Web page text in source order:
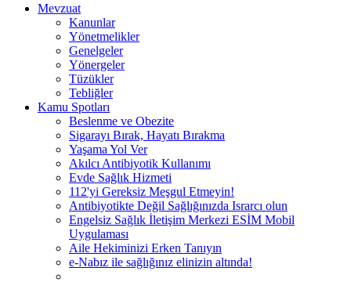
Mevzuat
Kanunlar
Yönetmelikler
Genelgeler
Yönergeler
Tüzükler
Tebliğler
Kamu Spotları
Beslenme ve Obezite
Sigarayı Bırak, Hayatı Bırakma
Yaşama Yol Ver
Akılcı Antibiyotik Kullanımı
Evde Sağlık Hizmeti
112'yi Gereksiz Meşgul Etmeyin!
Antibiyotikte Değil Sağlığınızda Israrcı olun
Engelsiz Sağlık İletişim Merkezi ESİM Mobil
Uygulaması
Aile Hekiminizi Erken Tanıyın
e-Nabız ile sağlığınız elinizin altında!